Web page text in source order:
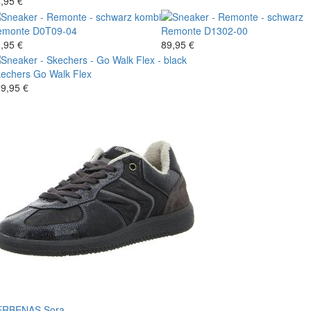
D0T09-04
€
Remonte D1302-00
89,95 €
Go Walk Flex
€